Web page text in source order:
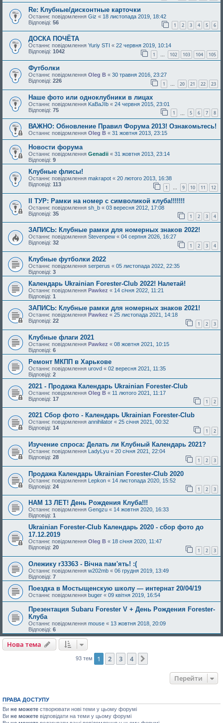
Re: Клубные/дисконтные карточки
Останнє повідомлення Giz « 18 листопада 2019, 18:42
Відповіді: 56 1 2 3 4 5 6
ДОСКА ПОЧЁТА
Останнє повідомлення Yuriy STI « 22 червня 2019, 10:14
Відповіді: 1042 1 … 102 103 104 105
Футболки
Останнє повідомлення Oleg B « 30 травня 2016, 23:27
Відповіді: 226 1 20 21 22 23
Наше фото или одноклубники в лицах
Останнє повідомлення KaBaJIb « 24 червня 2015, 23:01
Відповіді: 75 1 5 6 7 8
ВАЖНО: Обновление Правил Форума 2013! Ознакомьтесь!
Останнє повідомлення Oleg B « 31 жовтня 2013, 23:15
Новости форума
Останнє повідомлення Genadii « 31 жовтня 2013, 23:14
Відповіді: 9
Клубные флисы!
Останнє повідомлення makrapot « 20 лютого 2013, 16:38
Відповіді: 113 1 … 9 10 11 12
II ТУР: Рамки на номер с символикой клуба!!!!!!!
Останнє повідомлення sh_b « 03 вересня 2012, 17:08
Відповіді: 35 1 2 3 4
ЗАПИСЬ: Клубные рамки для номерных знаков 2022!
Останнє повідомлення Stevenpew « 04 серпня 2026, 16:27
Відповіді: 32 1 2 3 4
Клубные футболки 2022
Останнє повідомлення serperus « 05 листопада 2022, 22:35
Відповіді: 3
Календарь Ukrainian Forester-Club 2022! Налетай!
Останнє повідомлення Pawkez « 14 січня 2022, 11:21
Відповіді: 1
ЗАПИСЬ: Клубные рамки для номерных знаков 2021!
Останнє повідомлення Pawkez « 25 листопада 2021, 14:18
Відповіді: 22 1 2 3
Клубные флаги 2021
Останнє повідомлення Pawkez « 08 жовтня 2021, 10:15
Відповіді: 6
Ремонт МКПП в Харькове
Останнє повідомлення urovd « 02 вересня 2021, 11:35
Відповіді: 2
2021 - Продажа Календарь Ukrainian Forester-Club
Останнє повідомлення Oleg B « 11 лютого 2021, 11:17
Відповіді: 17 1 2
2021 Сбор фото - Календарь Ukrainian Forester-Club
Останнє повідомлення annihilator « 25 січня 2021, 00:32
Відповіді: 14 1 2
Изучение спроса: Делать ли Клубный Календарь 2021?
Останнє повідомлення LadyLyu « 20 січня 2021, 22:04
Відповіді: 28 1 2 3
Продажа Календарь Ukrainian Forester-Club 2020
Останнє повідомлення Lepkon « 14 листопада 2020, 15:52
Відповіді: 24 1 2 3
НАМ 13 ЛЕТ! День Рождения Клуба!!!
Останнє повідомлення Gengzu « 14 жовтня 2020, 16:33
Відповіді: 1
Ukrainian Forester-Club Календарь 2020 - сбор фото до
17.12.2019
Останнє повідомлення Oleg B « 18 січня 2020, 11:47
Відповіді: 20 1 2 3
Олежику r33363 - Вічна пам'ять! :(
Останнє повідомлення w202mb « 06 грудня 2019, 13:49
Відповіді: 7
Поездка в Мостыщенскую школу — интернат 20/04/19
Останнє повідомлення buger « 09 квітня 2019, 16:54
Презентация Subaru Forester V + День Рождения Forester-
Клуба
Останнє повідомлення mouse « 13 жовтня 2018, 20:09
Відповіді: 6
Нова тема
93 тем 1 2 3 4
Перейти
ПРАВА ДОСТУПУ
Ви не можете створювати нові теми у цьому форумі
Ви не можете відповідати на теми у цьому форумі